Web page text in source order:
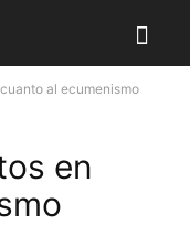
al ecumenismo
en